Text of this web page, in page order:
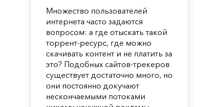
Множество пользователей
интернета часто задаются
вопросом: а где отыскать такой
торрент-ресурс, где можно
скачивать контент и не платить за
это? Подобных сайтов-трекеров
существует достаточно много, но
они постоянно докучают
нескончаемыми потоками